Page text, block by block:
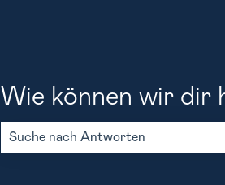
Wie können wir dir